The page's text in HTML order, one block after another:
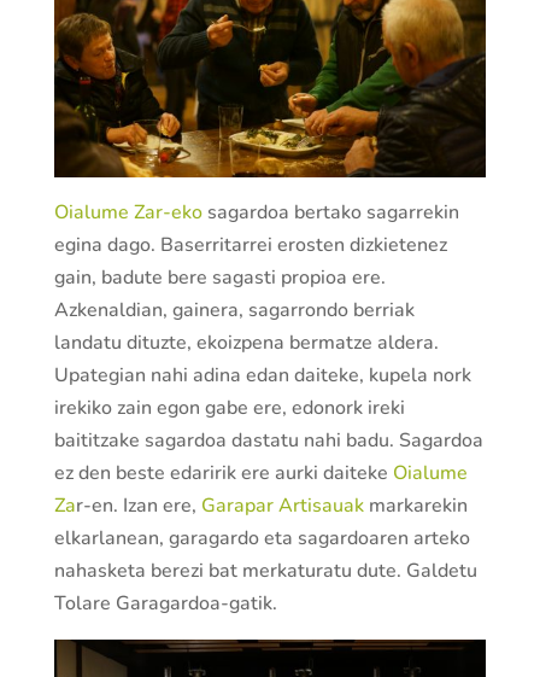
Oialume Zar-ekosagardoa bertako sagarrekin
egina dago. Baserritarrei erosten dizkietenez
gain, badute bere sagasti propioa ere.
Azkenaldian, gainera, sagarrondo berriak
landatu dituzte, ekoizpena bermatze aldera.
Upategian nahi adina edan daiteke, kupela nork
irekiko zain egon gabe ere, edonork ireki
baititzake sagardoa dastatu nahi badu. Sagardoa
ez den beste edaririk ere aurki daiteke Oialume
Zar-en. Izan ere, Garapar Artisauakmarkarekin
elkarlanean, garagardo eta sagardoaren arteko
nahasketa berezi bat merkaturatu dute. Galdetu
Tolare Garagardoa-gatik.